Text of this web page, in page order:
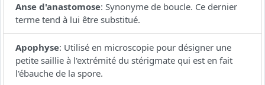
Anse d'anastomose: Synonyme de boucle. Ce dernier
terme tend à lui être substitué.
Apophyse: Utilisé en microscopie pour désigner une
petite saillie à l'extrémité du stérigmate qui est en fait
l'ébauche de la spore.